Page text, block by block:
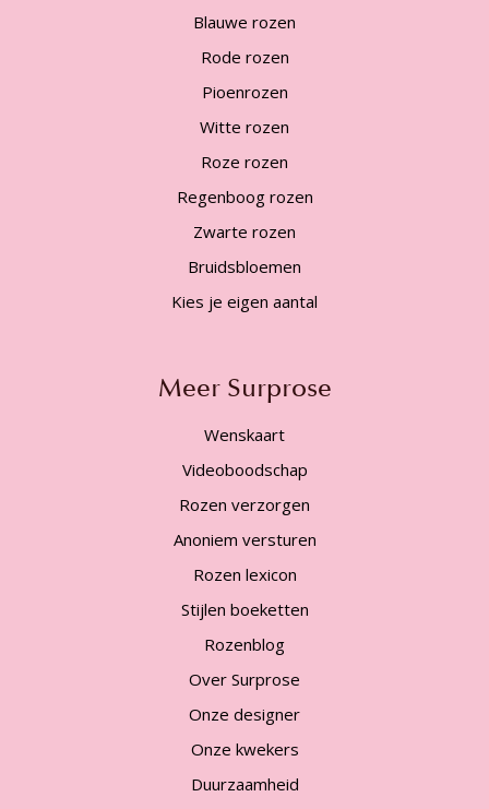
Blauwe rozen
Rode rozen
Pioenrozen
Witte rozen
Roze rozen
Regenboog rozen
Zwarte rozen
Bruidsbloemen
Kies je eigen aantal
Meer Surprose
Wenskaart
Videoboodschap
Rozen verzorgen
Anoniem versturen
Rozen lexicon
Stijlen boeketten
Rozenblog
Over Surprose
Onze designer
Onze kwekers
Duurzaamheid